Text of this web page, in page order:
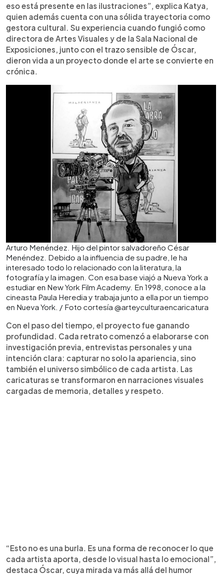
eso está presente en las ilustraciones”, explica Katya,
quien además cuenta con una sólida trayectoria como
gestora cultural. Su experiencia cuando fungió como
directora de Artes Visuales y de la Sala Nacional de
Exposiciones, junto con el trazo sensible de Óscar,
dieron vida a un proyecto donde el arte se convierte en
crónica.
Arturo Menéndez. Hijo del pintor salvadoreño César
Menéndez. Debido a la influencia de su padre, le ha
interesado todo lo relacionado con la literatura, la
fotografía y la imagen. Con esa base viajó a Nueva York a
estudiar en New York Film Academy. En 1998, conoce a la
cineasta Paula Heredia y trabaja junto a ella por un tiempo
en Nueva York. / Foto cortesía @arteyculturaencaricatura
Con el paso del tiempo, el proyecto fue ganando
profundidad. Cada retrato comenzó a elaborarse con
investigación previa, entrevistas personales y una
intención clara: capturar no solo la apariencia, sino
también el universo simbólico de cada artista. Las
caricaturas se transformaron en narraciones visuales
cargadas de memoria, detalles y respeto.
“Esto no es una burla. Es una forma de reconocer lo que
cada artista aporta, desde lo visual hasta lo emocional”,
destaca Óscar, cuya mirada va más allá del humor